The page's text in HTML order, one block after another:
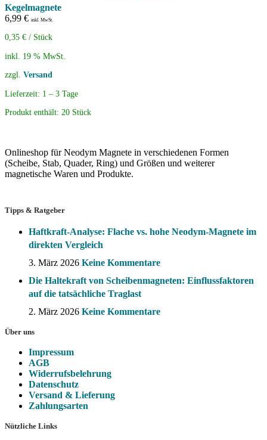
Kegelmagnete
6,99 € inkl. MwSt.
0,35 € / Stück
inkl. 19 % MwSt.
zzgl. Versand
Lieferzeit: 1 – 3 Tage
Produkt enthält: 20 Stück
Onlineshop für Neodym Magnete in verschiedenen Formen
(Scheibe, Stab, Quader, Ring) und Größen und weiterer
magnetische Waren und Produkte.
Tipps & Ratgeber
Haftkraft-Analyse: Flache vs. hohe Neodym-Magnete im
direkten Vergleich
3. März 2026 Keine Kommentare
Die Haltekraft von Scheibenmagneten: Einflussfaktoren
auf die tatsächliche Traglast
2. März 2026 Keine Kommentare
Über uns
Impressum
AGB
Widerrufsbelehrung
Datenschutz
Versand & Lieferung
Zahlungsarten
Nützliche Links